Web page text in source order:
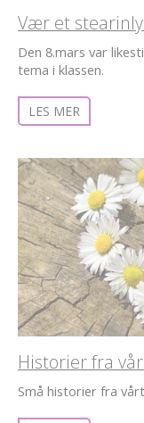
Vær et
Den 8.mars var
tema i klassen.
LES MER
Historier fra
Små historier fra